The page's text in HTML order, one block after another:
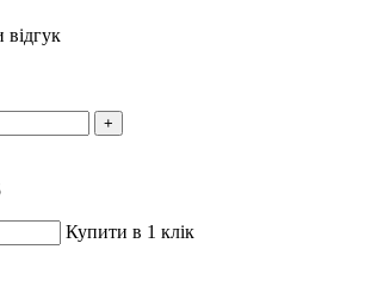
відгук
+
Купити в 1 клік